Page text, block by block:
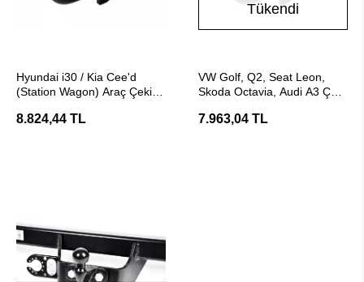
Hyundai i30 / Kia Cee'd
(Station Wagon) Araç Çeki
8.824,44 TL
Tükendi
VW Golf, Q2, Seat Leon,
Skoda Octavia, Audi A3 Çeki
7.963,04 TL